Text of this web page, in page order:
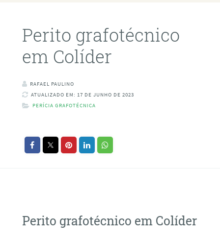
Perito grafotécnico
em Colíder
RAFAEL PAULINO
ATUALIZADO EM: 17 DE JUNHO DE 2023
PERÍCIA GRAFOTÉCNICA
Perito grafotécnico em Colíder